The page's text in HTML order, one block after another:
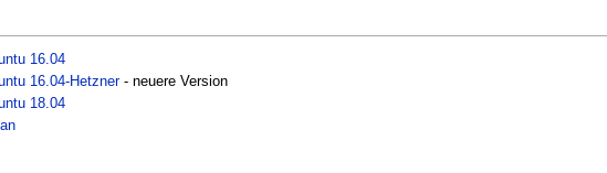
16.04
16.04-Hetzner- neuere Version
18.04